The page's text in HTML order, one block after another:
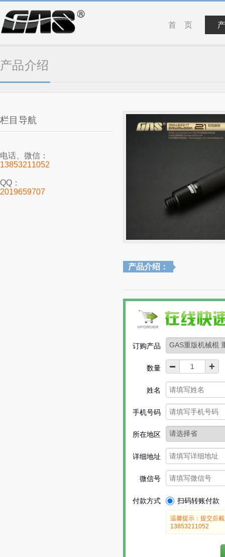
首 页
产品介绍
栏目导航
电话、微信：
13853211052
QQ：
2019659707
产品介绍：